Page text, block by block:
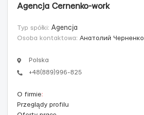
Agencja Cernenko-work
Typ spółki: Agencja
Osoba kontaktowa: Анатолий Черненко
Polska
+48(889)996-825
O firmie:
Przeglądy profilu